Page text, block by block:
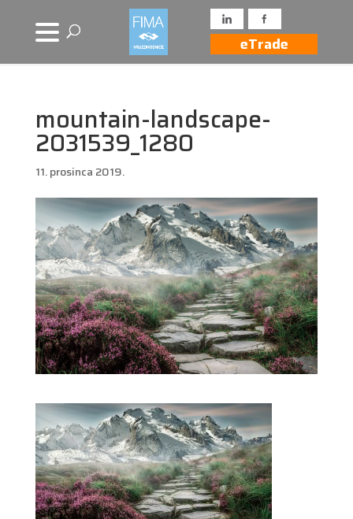
eTrade
mountain-landscape-
2031539_1280
11. prosinca 2019.